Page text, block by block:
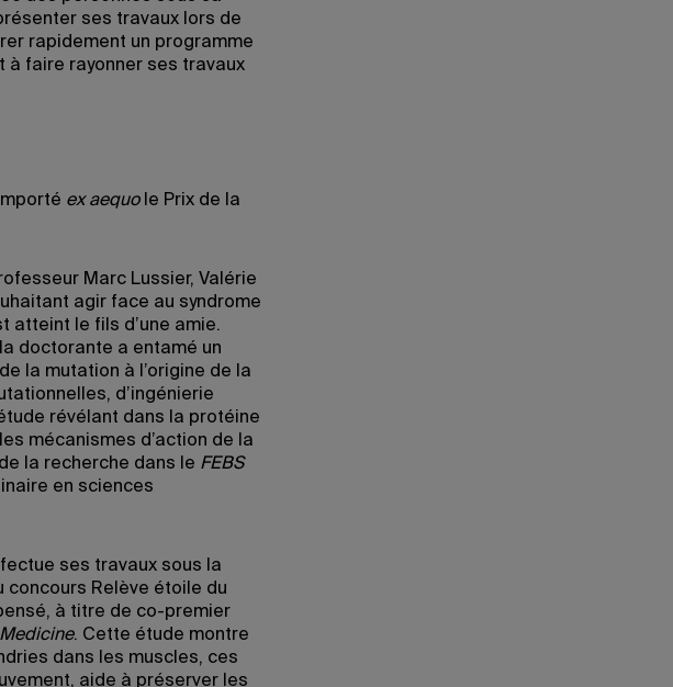
ses travaux lors de
rapidement un programme
à faire rayonner ses travaux
ex aequole Prix de la
Marc Lussier, Valérie
agir face au syndrome
atteint le fils d’une amie.
doctorante a entamé un
la mutation à l’origine de la
d’ingénierie
révélant dans la protéine
mécanismes d’action de la
la recherche dans le FEBS
en sciences
ses travaux sous la
concours Relève étoile du
à titre de co-premier
. Cette étude montre
dans les muscles, ces
aide à préserver les